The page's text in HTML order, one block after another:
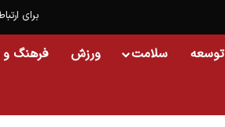
برای
سلامت ورزش فرهنگ و